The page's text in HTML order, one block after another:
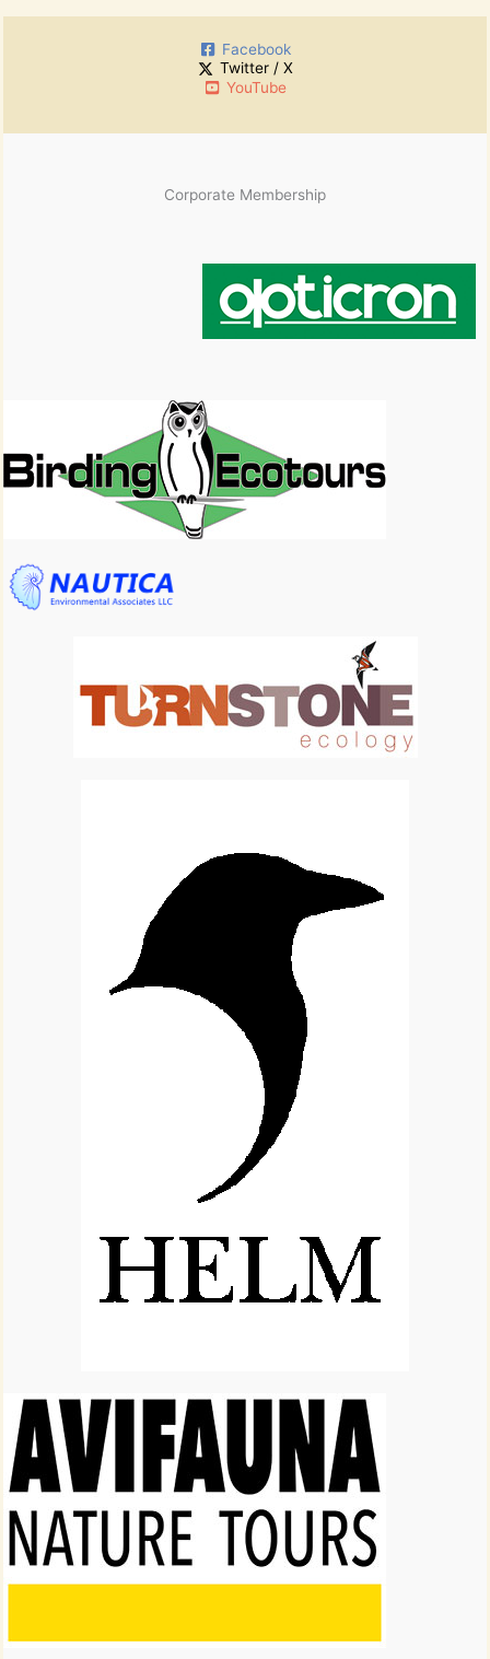
Facebook
Twitter / X
YouTube
Corporate Membership